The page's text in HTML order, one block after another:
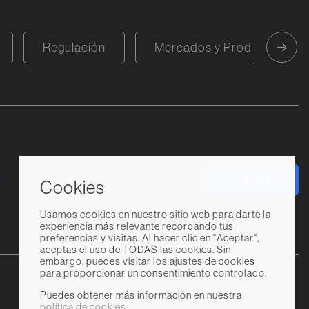
Regulación Mercados y Productos
Brain Food
Cookies
Usamos cookies en nuestro sitio web para darte la
experiencia más relevante recordando tus
preferencias y visitas. Al hacer clic en "Aceptar",
aceptas el uso de TODAS las cookies. Sin
embargo, puedes visitar los ajustes de cookies
para proporcionar un consentimiento controlado.
Puedes obtener más información en nuestra